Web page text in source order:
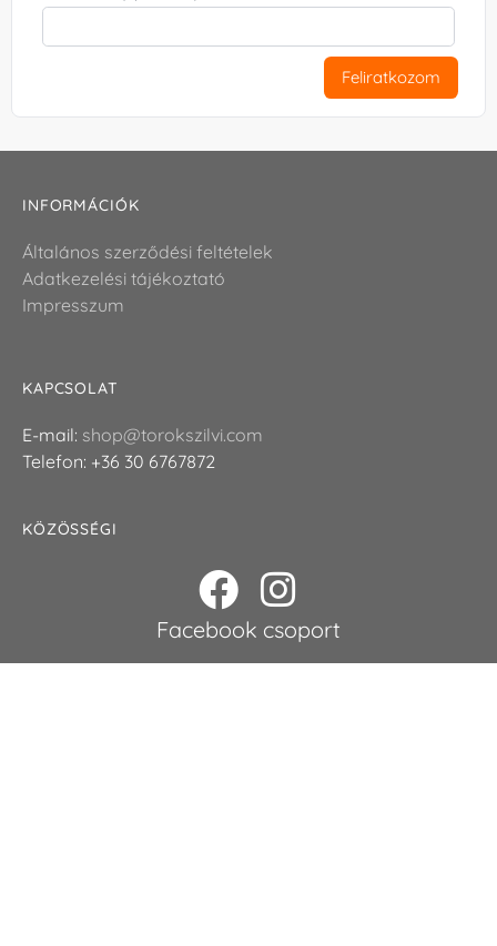
Feliratkozom
INFORMÁCIÓK
Általános szerződési feltételek
Adatkezelési tájékoztató
Impresszum
KAPCSOLAT
E-mail: shop@torokszilvi.com
Telefon: +36 30 6767872
KÖZÖSSÉGI
Facebook csoport